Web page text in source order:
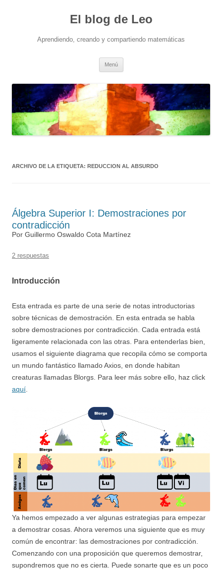
El blog de Leo
Aprendiendo, creando y compartiendo matemáticas
Menú
ARCHIVO DE LA ETIQUETA: REDUCCION AL ABSURDO
Álgebra Superior I: Demostraciones por
contradicción
Por Guillermo Oswaldo Cota Martínez
2 respuestas
Introducción
Esta entrada es parte de una serie de notas introductorias
sobre técnicas de demostración. En esta entrada se habla
sobre demostraciones por contradicción. Cada entrada está
ligeramente relacionada con las otras. Para entenderlas bien,
usamos el siguiente diagrama que recopila cómo se comporta
un mundo fantástico llamado Axios, en donde habitan
creaturas llamadas Blorgs. Para leer más sobre ello, haz click
aquí.
Ya hemos empezado a ver algunas estrategias para empezar
a demostrar cosas. Ahora veremos una siguiente que es muy
común de encontrar: las demostraciones por contradicción.
Comenzando con una proposición que queremos demostrar,
supondremos que no es cierta. Puede sonarte que es un poco